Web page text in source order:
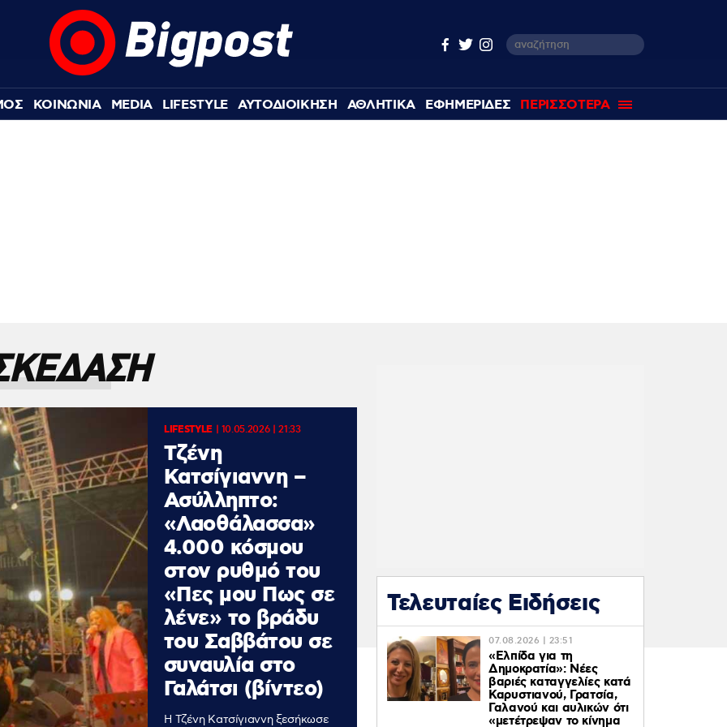
ΚΟΙΝΩΝΙΑ MEDIA LIFESTYLE ΑΥΤΟΔΙΟΙΚΗΣΗ ΑΘΛΗΤΙΚΑ ΕΦΗΜΕΡΙΔΕΣ ΠΕΡΙΣΣΟΤΕΡΑ
LIFESTYLE| 10.05.2026 | 21:33
Tζένη
Κατσίγιαννη –
Ασύλληπτο:
«Λαοθάλασσα»
4.000 κόσμου
στον ρυθμό του
«Πες μου Πως σε
λένε» το βράδυ
του Σαββάτου σε
συναυλία στο
Γαλάτσι (βίντεο)
Η Τζένη Κατσίγιαννη ξεσήκωσε
Τελευταίες Ειδήσεις
07.08.2026 | 23:51
«Ελπίδα για τη
Δημοκρατία»: Νέες
βαριές καταγγελίες κατά
Καρυστιανού, Γρατσία,
Γαλανού και αυλικών ότι
«μετέτρεψαν το κίνημα